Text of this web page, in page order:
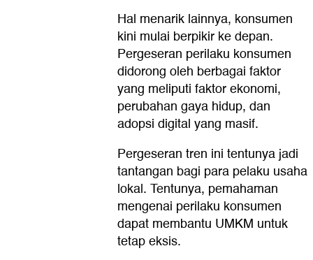
Hal menarik lainnya, konsumen
kini mulai berpikir ke depan.
Pergeseran perilaku konsumen
didorong oleh berbagai faktor
yang meliputi faktor ekonomi,
perubahan gaya hidup, dan
adopsi digital yang masif.
Pergeseran tren ini tentunya jadi
tantangan bagi para pelaku usaha
lokal. Tentunya, pemahaman
mengenai perilaku konsumen
dapat membantu UMKM untuk
tetap eksis.